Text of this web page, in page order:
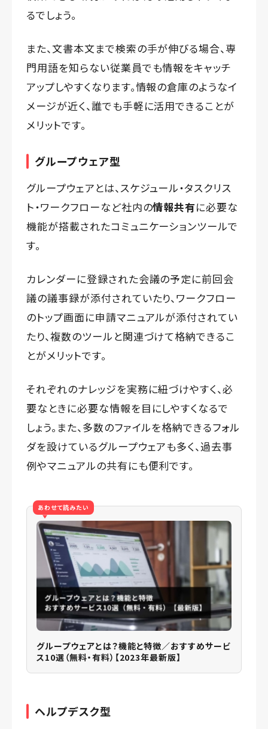
るでしょう。
また、文書本文まで検索の手が伸びる場合、専
門用語を知らない従業員でも情報をキャッチ
アップしやすくなります。情報の倉庫のようなイ
メージが近く、誰でも手軽に活用できることが
メリットです。
グループウェア型
グループウェアとは、スケジュール・タスクリス
ト・ワークフローなど社内の情報共有に必要な
機能が搭載されたコミュニケーションツールで
す。
カレンダーに登録された会議の予定に前回会
議の議事録が添付されていたり、ワークフロー
のトップ画面に申請マニュアルが添付されてい
たり、複数のツールと関連づけて格納できるこ
とがメリットです。
それぞれのナレッジを実務に紐づけやすく、必
要なときに必要な情報を目にしやすくなるで
しょう。また、多数のファイルを格納できるフォル
ダを設けているグループウェアも多く、過去事
例やマニュアルの共有にも便利です。
あわせて読みたい
グループウェアとは？機能と特徴／おすすめサービ
ス10選（無料・有料）【2023年最新版】
ヘルプデスク型